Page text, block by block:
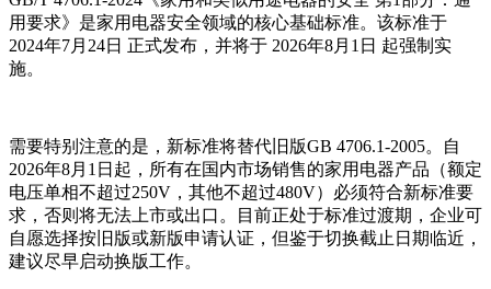
用要求》是家用电器安全领域的核心基础标准。该标准于
2024年7月24日 正式发布，并将于 2026年8月1日 起强制实
施。
需要特别注意的是，新标准将替代旧版GB 4706.1-2005。自
2026年8月1日起，所有在国内市场销售的家用电器产品（额定
电压单相不超过250V，其他不超过480V）必须符合新标准要
求，否则将无法上市或出口。目前正处于标准过渡期，企业可
自愿选择按旧版或新版申请认证，但鉴于切换截止日期临近，
建议尽早启动换版工作。